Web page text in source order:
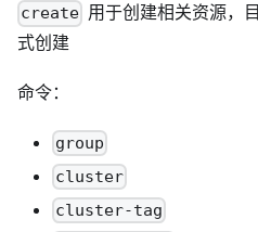
create 用于创建相关资源，
式创建
命令：
group
cluster
cluster-tag